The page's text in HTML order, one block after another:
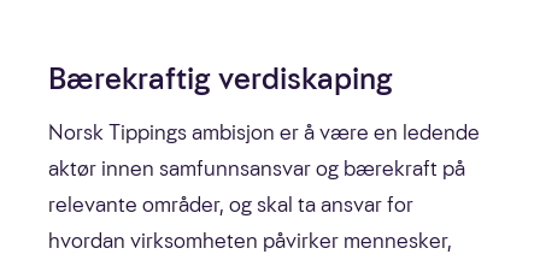
Bærekraftig verdiskaping
Norsk Tippings ambisjon er å være en ledende
aktør innen samfunnsansvar og bærekraft på
relevante områder, og skal ta ansvar for
hvordan virksomheten påvirker mennesker,